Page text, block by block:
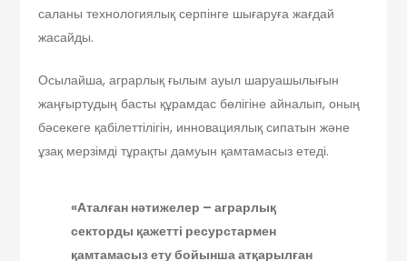
саланы технологиялық серпінге шығаруға жағдай
жасайды.
Осылайша, аграрлық ғылым ауыл шаруашылығын
жаңғыртудың басты құрамдас бөлігіне айналып, оның
бәсекеге қабілеттілігін, инновациялық сипатын және
ұзақ мерзімді тұрақты дамуын қамтамасыз етеді.
«Аталған нәтижелер – аграрлық
секторды қажетті ресурстармен
қамтамасыз ету бойынша атқарылған